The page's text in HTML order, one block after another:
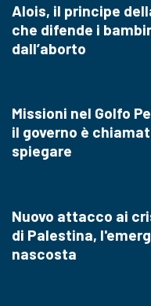
Alois, il principe
che difende i
dall’aborto
Missioni nel Golfo
il governo è
spiegare
Nuovo attacco ai
di Palestina,
nascosta